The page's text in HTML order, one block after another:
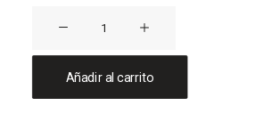
cantidad
Añadir al carrito